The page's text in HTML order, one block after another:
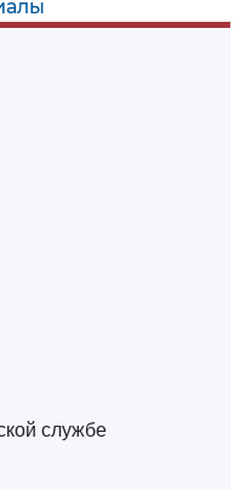
службе